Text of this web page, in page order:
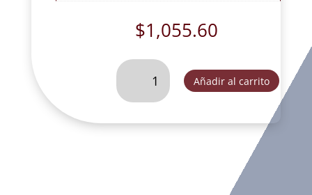
$1,055.60
ULTIMA
DE
PLATA
Añadir al carrito